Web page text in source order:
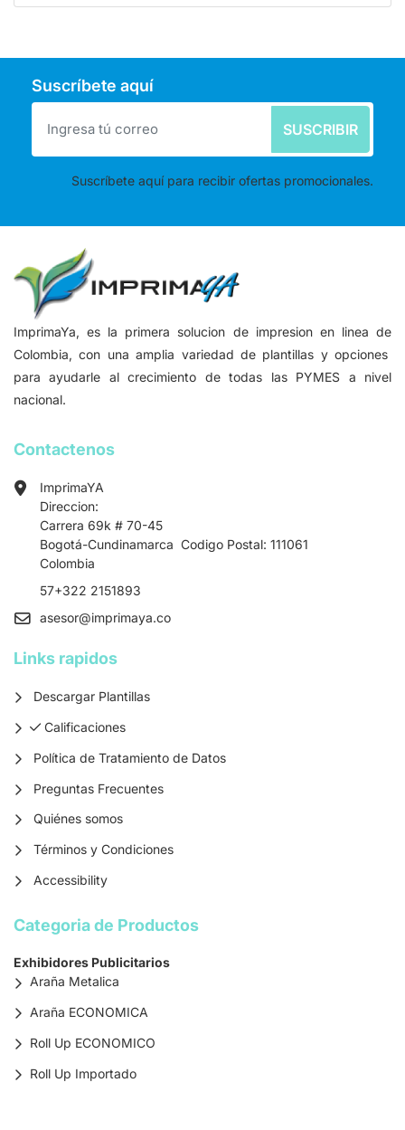
Suscríbete aquí
SUSCRIBIR
Suscríbete aquí para recibir ofertas promocionales.
ImprimaYa, es la primera solucion de impresion en linea de
Colombia, con una amplia variedad de plantillas y opciones
para ayudarle al crecimiento de todas las PYMES a nivel
nacional.
Contactenos
ImprimaYA
Direccion:
Carrera 69k # 70-45
Bogotá-Cundinamarca Codigo Postal: 111061
Colombia
57+322 2151893
asesor@imprimaya.co
Links rapidos
Descargar Plantillas
Calificaciones
Calificaciones
Política de Tratamiento de Datos
Preguntas Frecuentes
Quiénes somos
Términos y Condiciones
Accessibility
Categoria de Productos
Exhibidores Publicitarios
Araña Metalica
Araña ECONOMICA
Roll Up ECONOMICO
Roll Up Importado